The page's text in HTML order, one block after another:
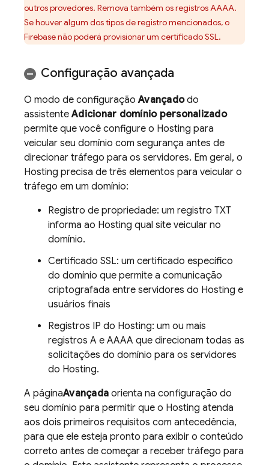
outros provedores. Remova também os registros AAAA.
Se houver algum dos tipos de registro mencionados, o
Firebase não poderá provisionar um certificado SSL.
Configuração avançada
O modo de configuraçãoAvançadodo
assistenteAdicionar domínio personalizado
permite que você configure o Hosting para
veicular seu domínio com segurança antes de
direcionar tráfego para os servidores. Em geral, o
Hosting precisa de três elementos para veicular o
tráfego em um domínio:
Registro de propriedade: um registro TXT
informa ao Hosting qual site veicular no
domínio.
Certificado SSL: um certificado específico
do domínio que permite a comunicação
criptografada entre servidores do Hosting e
usuários finais
Registros IP do Hosting: um ou mais
registros A e AAAA que direcionam todas as
solicitações do domínio para os servidores
do Hosting.
A páginaAvançada orienta na configuração do
seu domínio para permitir que o Hosting atenda
aos dois primeiros requisitos com antecedência,
para que ele esteja pronto para exibir o conteúdo
correto antes de começar a receber tráfego para